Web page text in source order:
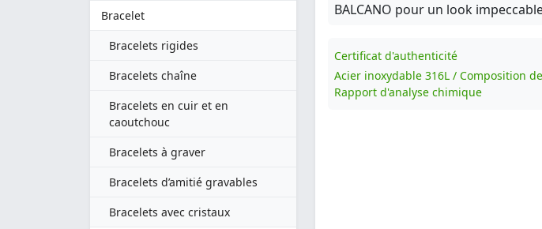
Bracelet
Bracelets rigides
Bracelets chaîne
Bracelets en cuir et en
caoutchouc
Bracelets à graver
Bracelets d’amitié gravables
Bracelets avec cristaux
BALCANO pour un look
Certificat d'authenticité
Acier inoxydable 316L / Composition
Rapport d'analyse chimique